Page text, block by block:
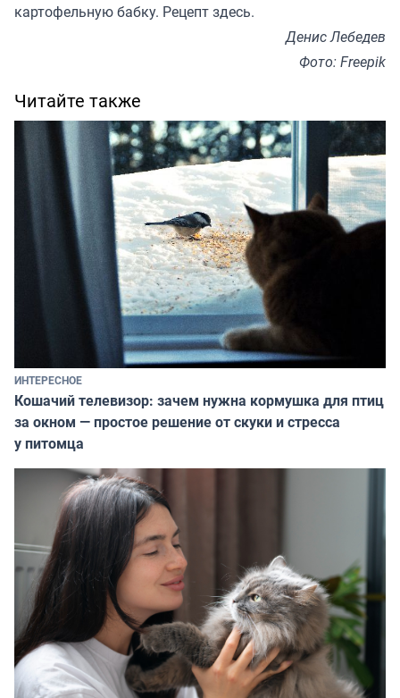
картофельную бабку. Рецептздесь.
Денис Лебедев
Фото: Freepik
Читайте также
ИНТЕРЕСНОЕ
Кошачий телевизор: зачем нужна кормушка для птиц
за окном — простое решение от скуки и стресса
у питомца